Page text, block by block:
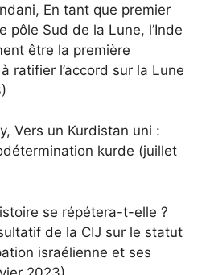
En tant que premier
pôle Sud de la Lune, l’Inde
être la première
ratifier l’accord sur la Lune
Vers un Kurdistan uni :
kurde (juillet
se répétera-t-elle ?
de la CIJ sur le statut
israélienne et ses